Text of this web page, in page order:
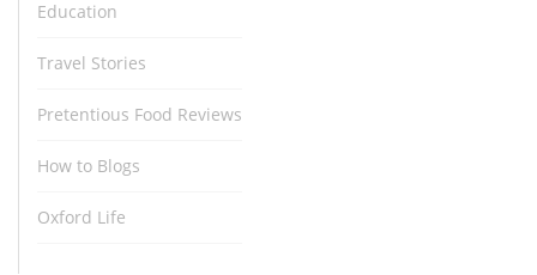
Education
Travel Stories
Pretentious Food Reviews
How to Blogs
Oxford Life